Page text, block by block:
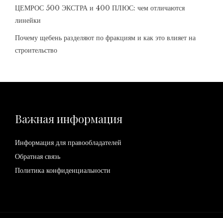
ЦЕМРОС 500 ЭКСТРА и 400 ПЛЮС: чем отличаются
линейки
Почему щебень разделяют по фракциям и как это влияет на
строительство
Важная информация
Информация для правообладателей
Обратная связь
Политика конфиденциальности